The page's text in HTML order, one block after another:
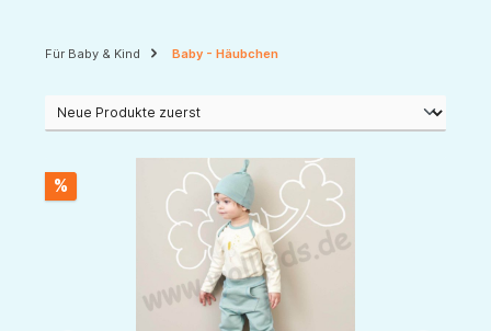
Für Baby & Kind Baby - Häubchen
%